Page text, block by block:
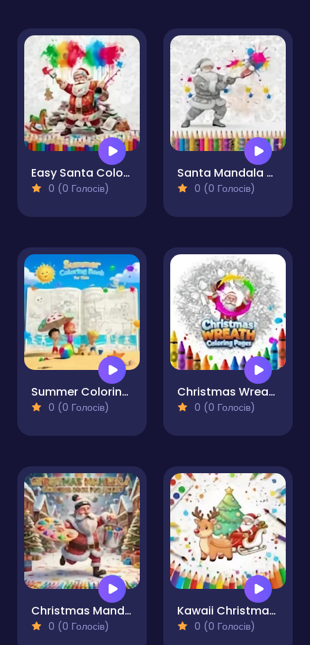
Easy Santa Coloring Pages
0 (0 Голосів)
Santa Mandala Coloring Pages
0 (0 Голосів)
Summer Coloring Book for Kids
0 (0 Голосів)
Christmas Wreath Coloring Pages
0 (0 Голосів)
Christmas Mandala Coloring Book for Adults
0 (0 Голосів)
Kawaii Christmas Coloring Pages
0 (0 Голосів)